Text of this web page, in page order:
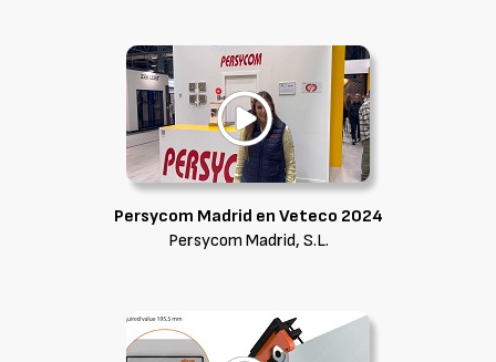
Persycom Madrid en Veteco 2024
Persycom Madrid, S.L.